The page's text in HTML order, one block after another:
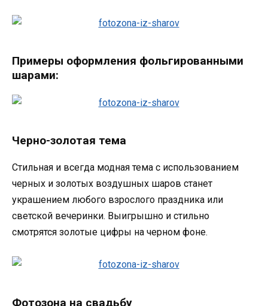
Примеры оформления фольгированными
шарами:
Черно-золотая тема
Стильная и всегда модная тема с использованием
черных и золотых воздушных шаров станет
украшением любого взрослого праздника или
светской вечеринки. Выигрышно и стильно
смотрятся золотые цифры на черном фоне.
Фотозона на свадьбу